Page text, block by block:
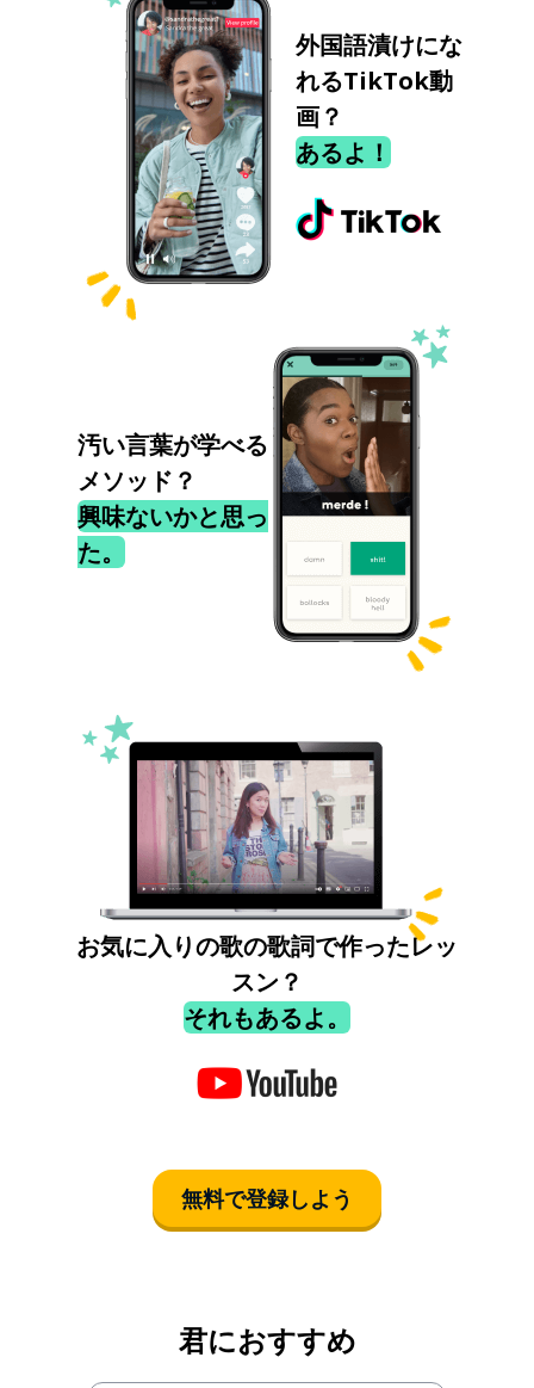
外国語漬けにな
れるTikTok動
画？
あるよ！
汚い言葉が学べる
メソッド？
興味ないかと思っ
た。
お気に入りの歌の歌詞で作ったレッ
スン？
それもあるよ。
無料で登録しよう
君におすすめ